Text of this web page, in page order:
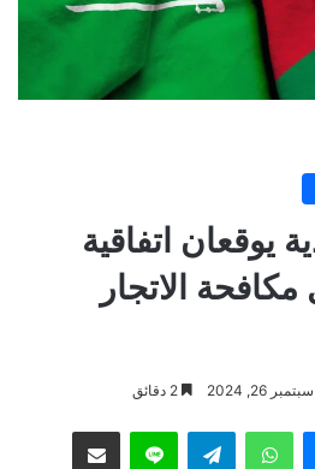
يوقعان اتفاقية
الاتجار
26, 2024
ماسنجر واتساب تيلقرام لاين مشاركة عبر البريد